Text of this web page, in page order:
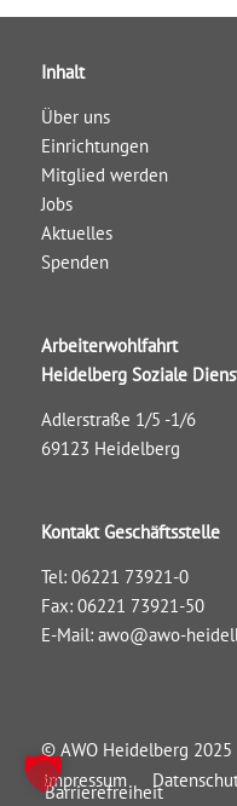
Inhalt
Über uns
Einrichtungen
Mitglied werden
Jobs
Aktuelles
Spenden
Arbeiterwohlfahrt
Heidelberg Soziale
Adlerstraße 1/5 -1/6
69123 Heidelberg
Kontakt Geschäftsstelle
Tel: 06221 73921-0
Fax: 06221 73921-50
E-Mail: awo@awo-
© AWO Heidelberg 2025
Impressum
Barrierefreiheit